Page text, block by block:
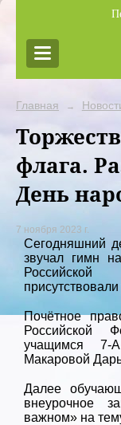
Главная →
флага.
День
7 ноября 2023 г.
Сегодняшний
звучал гимн
Почётное
Российской
учащимся 7-
Макаровой
Далее
внеурочное
важном» на